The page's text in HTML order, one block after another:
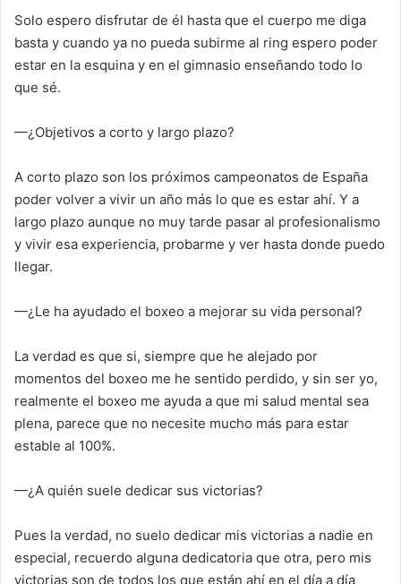
Solo espero disfrutar de él hasta que el cuerpo me diga
basta y cuando ya no pueda subirme al ring espero poder
estar en la esquina y en el gimnasio enseñando todo lo
que sé.
—¿Objetivos a corto y largo plazo?
A corto plazo son los próximos campeonatos de España
poder volver a vivir un año más lo que es estar ahí. Y a
largo plazo aunque no muy tarde pasar al profesionalismo
y vivir esa experiencia, probarme y ver hasta donde puedo
llegar.
—¿Le ha ayudado el boxeo a mejorar su vida personal?
La verdad es que si, siempre que he alejado por
momentos del boxeo me he sentido perdido, y sin ser yo,
realmente el boxeo me ayuda a que mi salud mental sea
plena, parece que no necesite mucho más para estar
estable al 100%.
—¿A quién suele dedicar sus victorias?
Pues la verdad, no suelo dedicar mis victorias a nadie en
especial, recuerdo alguna dedicatoria que otra, pero mis
victorias son de todos los que están ahí en el día a día